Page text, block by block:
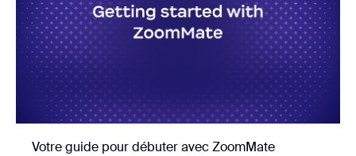
Votre guide pour débuter avec ZoomMate